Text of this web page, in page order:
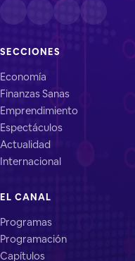
SECCIONES
Economía
Finanzas Sanas
Emprendimiento
Espectáculos
Actualidad
Internacional
EL CANAL
Programas
Programación
Capítulos